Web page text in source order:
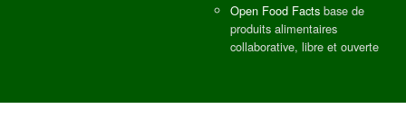
Open Food Facts base de
produits alimentaires
collaborative, libre et ouverte